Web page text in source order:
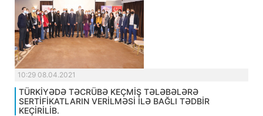
10:29 08.04.2021
TÜRKİYƏDƏ TƏCRÜBƏ KEÇMİŞ TƏLƏBƏLƏRƏ
SERTİFİKATLARIN VERİLMƏSİ İLƏ BAĞLI TƏDBİR
KEÇİRİLİB.